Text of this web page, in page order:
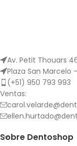
Av. Petit Thouars
Plaza San Marcelo
(+51) 950 793 993
Ventas:
Sobre Dentoshop